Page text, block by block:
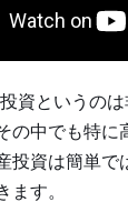
資というの
の中でも特
投資は簡単
ます。